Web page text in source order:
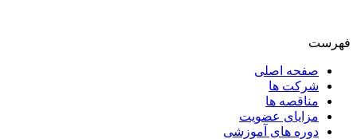
فهرست
صفحه اصلی
شرکت ها
مناقصه ها
مزایای عضویت
دوره های آموزشی